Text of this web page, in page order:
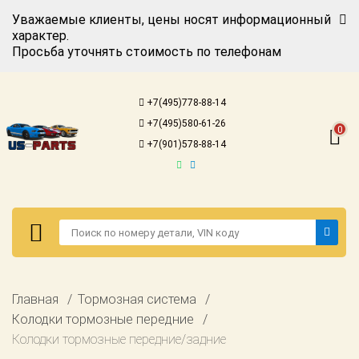
Уважаемые клиенты, цены носят информационный
характер.
Просьба уточнять стоимость по телефонам
+7(495)778-88-14
+7(495)580-61-26
+7(901)578-88-14
0
Авторизация
американских
автомобилей
запросу
техобслуживание
Регистрация
Главная
Тормозная система
Колодки тормозные передние
Колодки тормозные передние/задние